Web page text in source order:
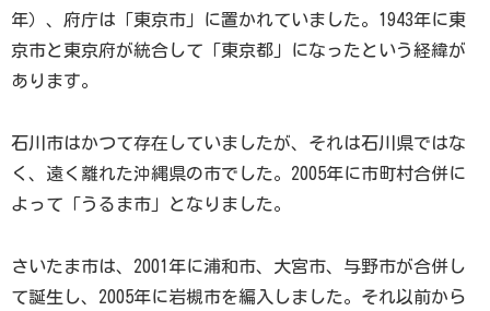
年）、府庁は「東京市」に置かれていました。1943年に東
京市と東京府が統合して「東京都」になったという経緯が
あります。
石川市はかつて存在していましたが、それは石川県ではな
く、遠く離れた沖縄県の市でした。2005年に市町村合併に
よって「うるま市」となりました。
さいたま市は、2001年に浦和市、大宮市、与野市が合併し
て誕生し、2005年に岩槻市を編入しました。それ以前から